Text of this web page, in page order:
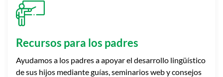
Recursos para los padres
Ayudamos a los padres a apoyar el desarrollo lingüístico
de sus hijos mediante guías, seminarios web y consejos